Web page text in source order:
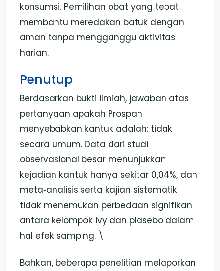
konsumsi. Pemilihan obat yang tepat
membantu meredakan batuk dengan
aman tanpa mengganggu aktivitas
harian.
Penutup
Berdasarkan bukti ilmiah, jawaban atas
pertanyaan apakah Prospan
menyebabkan kantuk adalah: tidak
secara umum. Data dari studi
observasional besar menunjukkan
kejadian kantuk hanya sekitar 0,04%, dan
meta‑analisis serta kajian sistematik
tidak menemukan perbedaan signifikan
antara kelompok ivy dan plasebo dalam
hal efek samping. \
Bahkan, beberapa penelitian melaporkan